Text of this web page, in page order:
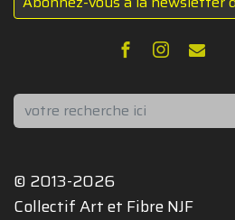
Rechercher
© 2013-2026
Collectif Art et Fibre NJF